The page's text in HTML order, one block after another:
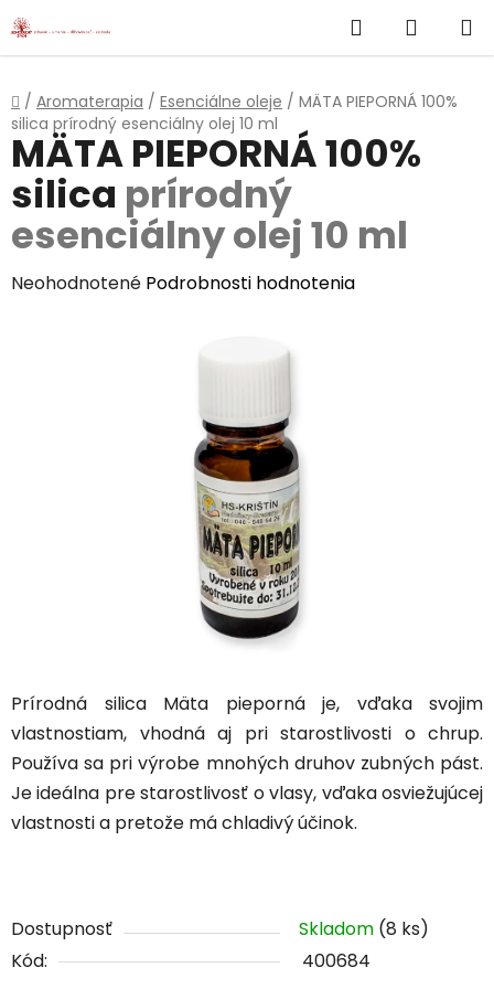
Prejsť
na
Hľadať
KOŠÍK
Domov
/ Aromaterapia / Esenciálne oleje / MÄTA PIEPORNÁ 100%
silica prírodný esenciálny olej 10 ml
Prírodná silica Mäta pieporná je, vďaka svojim
vlastnostiam, vhodná aj pri starostlivosti o chrup.
Používa sa pri výrobe mnohých druhov zubných pást.
Je ideálna pre starostlivosť o vlasy, vďaka osviežujúcej
vlastnosti a pretože má chladivý účinok.
Dostupnosť Skladom (8 ks)
Kód:
400684
MÄTA PIEPORNÁ 100%
silica prírodný
esenciálny olej 10 ml
Priemerné
Neohodnotené Podrobnosti hodnotenia